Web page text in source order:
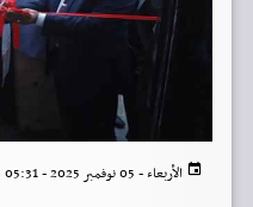
الأربعاء - 05 نوفمبر 2025 - 05:31 م بتوقيت عدن